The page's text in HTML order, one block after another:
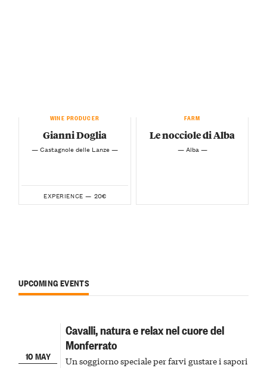
WINE PRODUCER
Gianni Doglia
— Castagnole delle Lanze —
EXPERIENCE — 20€
FARM
Le nocciole di Alba
— Alba —
UPCOMING EVENTS
10 MAY
Cavalli, natura e relax nel cuore del
Monferrato
Un soggiorno speciale per farvi gustare i sapori